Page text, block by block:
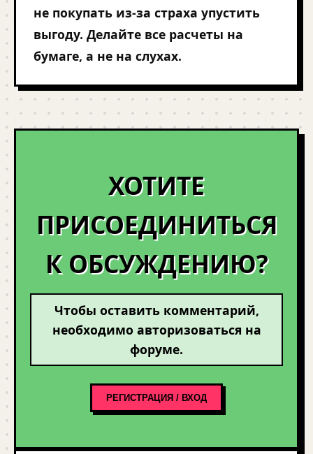
не покупать из-за страха упустить
выгоду. Делайте все расчеты на
бумаге, а не на слухах.
ХОТИТЕ
ПРИСОЕДИНИТЬСЯ
К ОБСУЖДЕНИЮ?
Чтобы оставить комментарий,
необходимо авторизоваться на
форуме.
РЕГИСТРАЦИЯ / ВХОД